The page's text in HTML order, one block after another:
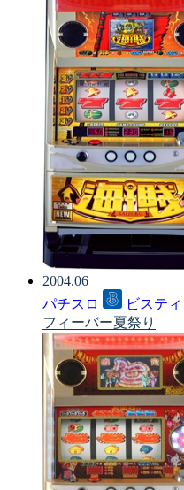
2004.06
パチスロ
ビスティ
フィーバー夏祭り